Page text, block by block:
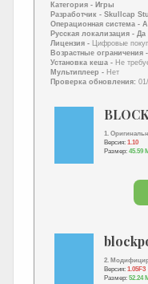
Категория - Игры
Разработчик - Skullcap
Операционная система -
Русская локализация - Да
Лицензия - Цифровые
Возрастные ограничения -
Установка кеша - Не
Мультиплеер - Нет
Проверка обновления:
1.
Версия: 1.10
Размер: 45.59
2.
Версия: 1.05F3
Размер: 52.24